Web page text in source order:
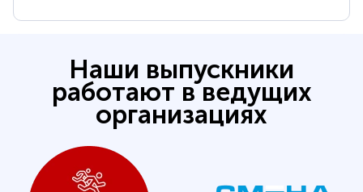
Наши выпускники
работают в ведущих
организациях